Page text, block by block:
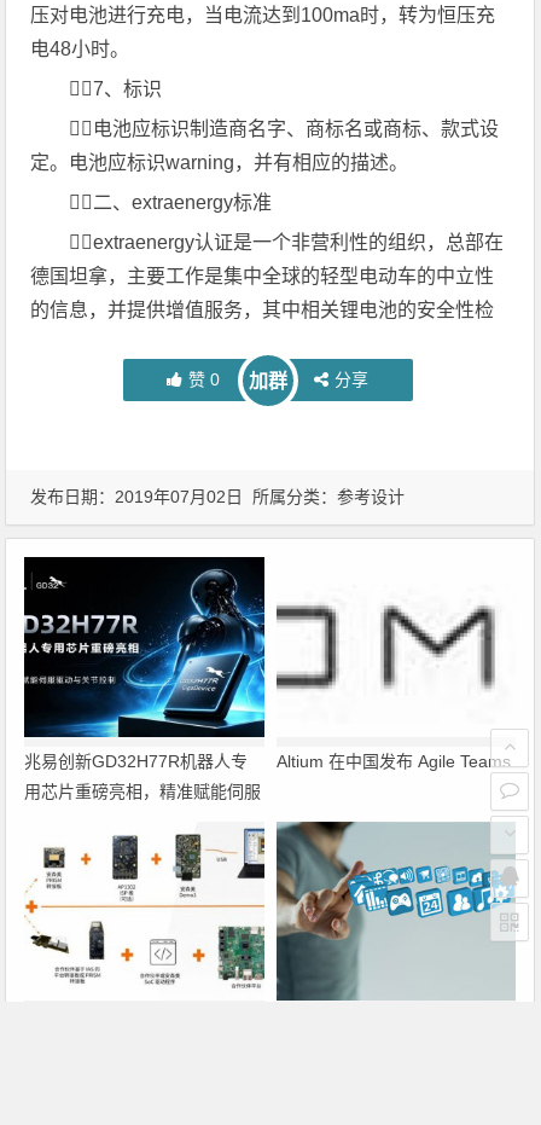
压对电池进行充电，当电流达到100ma时，转为恒压充
电48小时。
7、标识
电池应标识制造商名字、商标名或商标、款式设
定。电池应标识warning，并有相应的描述。
二、extraenergy标准
extraenergy认证是一个非营利性的组织，总部在
德国坦拿，主要工作是集中全球的轻型电动车的中立性
的信息，并提供增值服务，其中相关锂电池的安全性检
赞 0 加群 分享
发布日期：2019年07月02日 所属分类：参考设计
兆易创新GD32H77R机器人专
用芯片重磅亮相，精准赋能伺服
Altium 在中国发布 Agile Teams